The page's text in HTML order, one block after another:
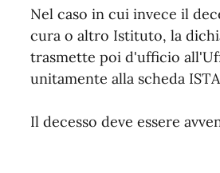
Nel caso in cui invece il
cura o altro Istituto, la
trasmette poi d'ufficio
unitamente alla scheda
Il decesso deve essere